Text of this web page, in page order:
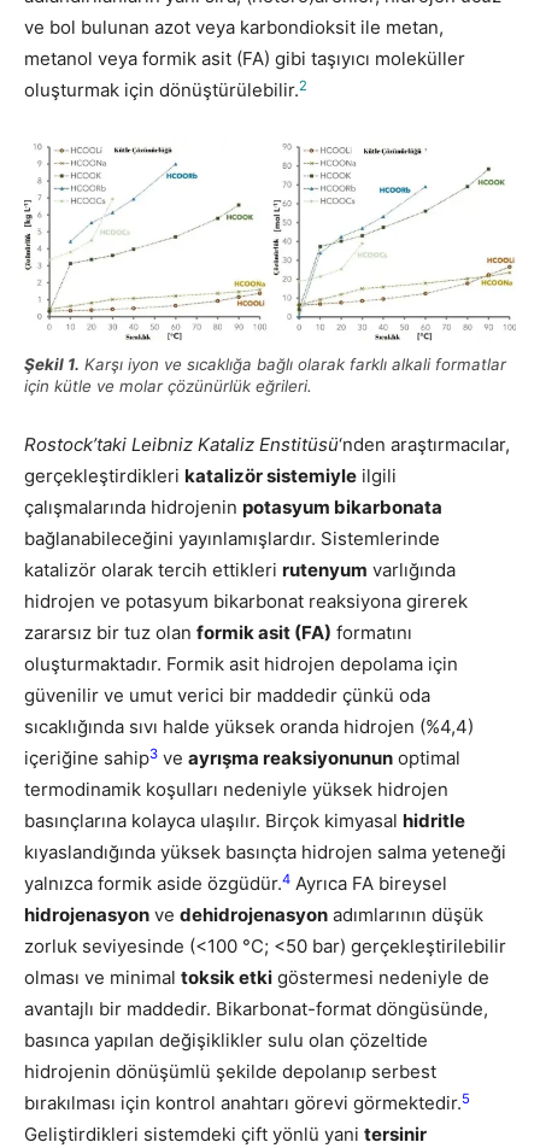
ve bol bulunan azot veya karbondioksit ile metan,
metanol veya formik asit (FA) gibi taşıyıcı moleküller
oluşturmak için dönüştürülebilir.2
Şekil 1. Karşı iyon ve sıcaklığa bağlı olarak farklı alkali formatlar
için kütle ve molar çözünürlük eğrileri.
Rostock’taki Leibniz Kataliz Enstitüsü‘nden araştırmacılar,
gerçekleştirdikleri katalizör sistemiyle ilgili
çalışmalarında hidrojenin potasyum bikarbonata
bağlanabileceğini yayınlamışlardır. Sistemlerinde
katalizör olarak tercih ettikleri rutenyum varlığında
hidrojen ve potasyum bikarbonat reaksiyona girerek
zararsız bir tuz olan formik asit (FA) formatını
oluşturmaktadır. Formik asit hidrojen depolama için
güvenilir ve umut verici bir maddedir çünkü oda
sıcaklığında sıvı halde yüksek oranda hidrojen (%4,4)
içeriğine sahip3 ve ayrışma reaksiyonunun optimal
termodinamik koşulları nedeniyle yüksek hidrojen
basınçlarına kolayca ulaşılır. Birçok kimyasal hidritle
kıyaslandığında yüksek basınçta hidrojen salma yeteneği
yalnızca formik aside özgüdür.4 Ayrıca FA bireysel
hidrojenasyon ve dehidrojenasyon adımlarının düşük
zorluk seviyesinde (<100 °C; <50 bar) gerçekleştirilebilir
olması ve minimal toksik etki göstermesi nedeniyle de
avantajlı bir maddedir. Bikarbonat-format döngüsünde,
basınca yapılan değişiklikler sulu olan çözeltide
hidrojenin dönüşümlü şekilde depolanıp serbest
bırakılması için kontrol anahtarı görevi görmektedir.5
Geliştirdikleri sistemdeki çift yönlü yani tersinir